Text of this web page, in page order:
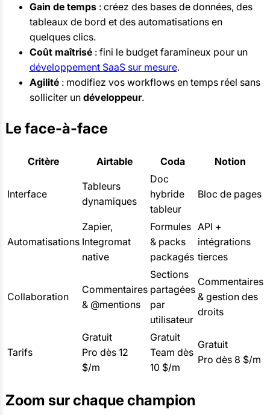
Gain de temps: créez des bases de données, des
tableaux de bord et des automatisations en
quelques clics.
Coût maîtrisé: fini le budget faramineux pour un
développement SaaS sur mesure.
Agilité: modifiez vos workflows en temps réel sans
solliciter undéveloppeur.
Le face-à-face
Critère Airtable Coda Notion
Interface
Tableurs
dynamiques
Doc
hybride
tableur
Bloc de pages
Automatisations
Zapier,
Integromat
native
Formules
& packs
packagés
API +
intégrations
tierces
Collaboration
Commentaires
& @mentions
Sections
partagées
par
utilisateur
Commentaires
& gestion des
droits
Tarifs
Gratuit
Pro dès 12
$/m
Gratuit
Team dès
10 $/m
Gratuit
Pro dès 8 $/m
Zoom sur chaque champion